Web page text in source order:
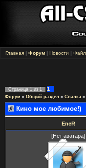
Главная | Форум | Новости |
Страница 1 из 1 1
Форум » Общий раздел » Свалка »
Кино мое любимое!)
EneR
[Нет аватара]